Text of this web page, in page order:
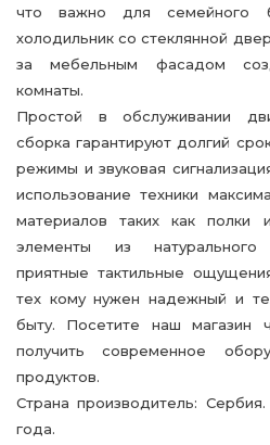
что важно для семейного
холодильник со стеклянной
за мебельным фасадом
комнаты.
Простой в обслуживании
сборка гарантируют долгий
режимы и звуковая
использование техники
материалов таких как полки
элементы из
приятные тактильные
тех кому нужен надежный и
быту. Посетите наш магазин
получить современное
продуктов.
Страна производитель:
года.